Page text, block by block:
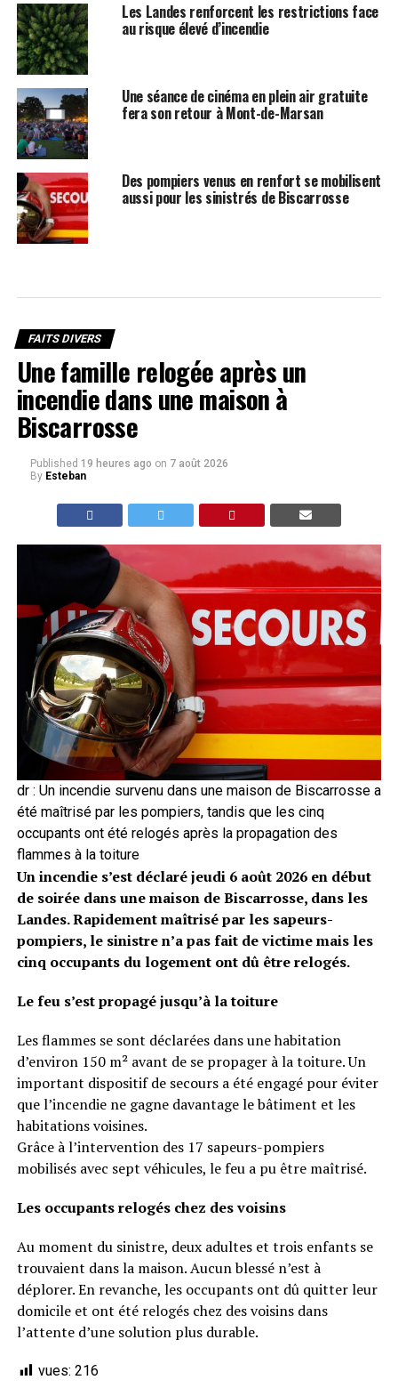
Les Landes renforcent les restrictions face
au risque élevé d’incendie
Une séance de cinéma en plein air gratuite
fera son retour à Mont-de-Marsan
Des pompiers venus en renfort se mobilisent
aussi pour les sinistrés de Biscarrosse
FAITS DIVERS
Une famille relogée après un
incendie dans une maison à
Biscarrosse
Published 19 heures ago on 7 août 2026
By Esteban
dr : Un incendie survenu dans une maison de Biscarrosse a
été maîtrisé par les pompiers, tandis que les cinq
occupants ont été relogés après la propagation des
flammes à la toiture
Un incendie s’est déclaré jeudi 6 août 2026 en début
de soirée dans une maison de Biscarrosse, dans les
Landes. Rapidement maîtrisé par les sapeurs-
pompiers, le sinistre n’a pas fait de victime mais les
cinq occupants du logement ont dû être relogés.
Le feu s’est propagé jusqu’à la toiture
Les flammes se sont déclarées dans une habitation
d’environ 150 m² avant de se propager à la toiture. Un
important dispositif de secours a été engagé pour éviter
que l’incendie ne gagne davantage le bâtiment et les
habitations voisines.
Grâce à l’intervention des 17 sapeurs-pompiers
mobilisés avec sept véhicules, le feu a pu être maîtrisé.
Les occupants relogés chez des voisins
Au moment du sinistre, deux adultes et trois enfants se
trouvaient dans la maison. Aucun blessé n’est à
déplorer. En revanche, les occupants ont dû quitter leur
domicile et ont été relogés chez des voisins dans
l’attente d’une solution plus durable.
vues: 216